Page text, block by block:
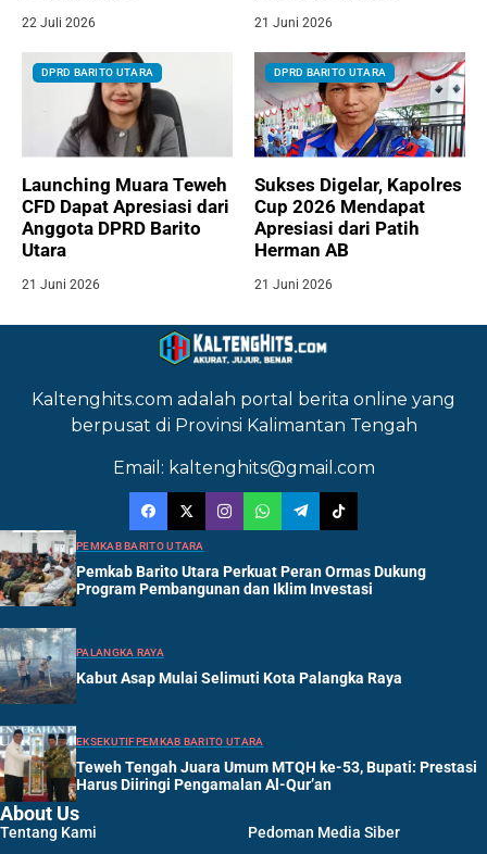
22 Juli 2026 21 Juni 2026
DPRD BARITO UTARA
Launching Muara Teweh
CFD Dapat Apresiasi dari
Anggota DPRD Barito
Utara
21 Juni 2026
DPRD BARITO UTARA
Sukses Digelar, Kapolres
Cup 2026 Mendapat
Apresiasi dari Patih
Herman AB
21 Juni 2026
Kaltenghits.com adalah portal berita online yang
berpusat di Provinsi Kalimantan Tengah
Email: kaltenghits@gmail.com
PEMKAB BARITO UTARA
Pemkab Barito Utara Perkuat Peran Ormas Dukung
Program Pembangunan dan Iklim Investasi
PALANGKA RAYA
Kabut Asap Mulai Selimuti Kota Palangka Raya
EKSEKUTIFPEMKAB BARITO UTARA
Teweh Tengah Juara Umum MTQH ke-53, Bupati: Prestasi
Harus Diiringi Pengamalan Al-Qur’an
About Us
Tentang Kami Pedoman Media Siber